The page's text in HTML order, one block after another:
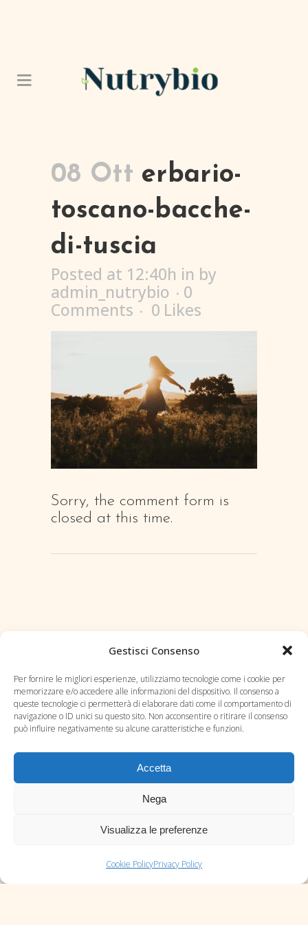
Gestisci Consenso
Per fornire le migliori esperienze, utilizziamo tecnologie come i cookie per
memorizzare e/o accedere alle informazioni del dispositivo. Il consenso a
queste tecnologie ci permetterà di elaborare dati come il comportamento di
navigazione o ID unici su questo sito. Non acconsentire o ritirare il consenso
può influire negativamente su alcune caratteristiche e funzioni.
Accetta
Nega
Visualizza le preferenze
Cookie PolicyPrivacy Policy
08 Ott erbario-
toscano-bacche-
di-tuscia
Posted at 12:40h in by
admin_nutrybio
0
Comments
0 Likes
Sorry, the comment form is
closed at this time.
Blog
Privacy Policy
Cookie Policy (UE)